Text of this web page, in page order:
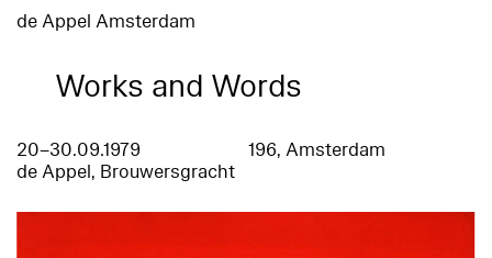
de Appel Amsterdam
Works and Words
20–30.09.1979
de Appel, Brouwersgracht
196, Amsterdam